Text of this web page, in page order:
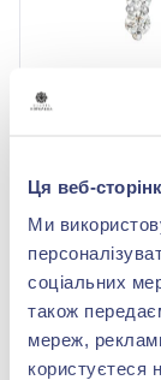
Ця веб-
Ми
соціальних
також
мереж,
користуєтеся
золота 585° з
(арт. 45)
Купити
-50%